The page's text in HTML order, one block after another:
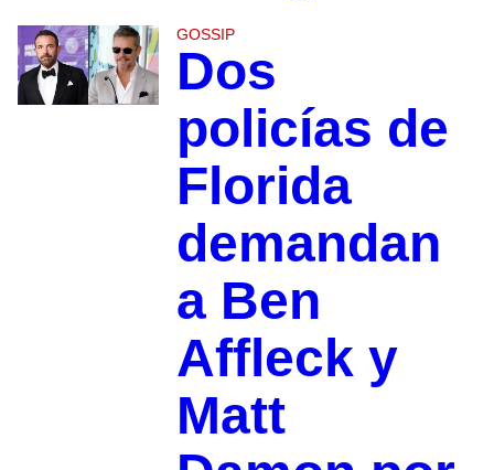
GOSSIP
Dos
policías de
Florida
demandan
a Ben
Affleck y
Matt